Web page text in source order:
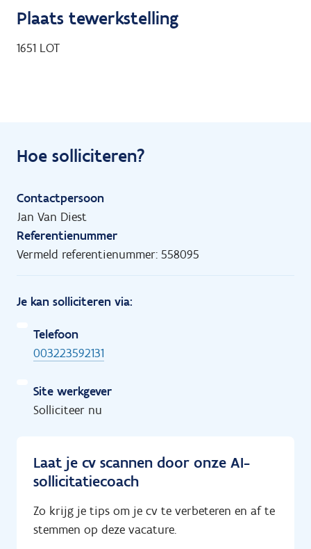
Plaats tewerkstelling
1651 LOT
Hoe solliciteren?
Contactpersoon
Jan Van Diest
Referentienummer
Vermeld referentienummer: 558095
Je kan solliciteren via:
Telefoon
003223592131
Site werkgever
Solliciteer nu
Laat je cv scannen door onze AI-
sollicitatiecoach
Zo krijg je tips om je cv te verbeteren en af te
stemmen op deze vacature.